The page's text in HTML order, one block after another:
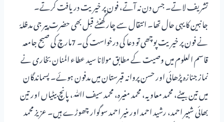
تشریف لاتے۔ جس دن نہ آتے، فون پر خیریت دریافت کرتے۔
جانبین کا یہی حال تھا۔ انتقال سے چار گھنٹے قبل بھی حضرت پیر جی مدظلہٗ
نے فون پر خیریت پوچھی تو دعا کی درخواست کی۔ 7مارچ کی صبح جامعہ
قاسم العلوم میں وصیت کے مطابق مولانا سید عطاء المنان بخاری نے
نماز جنازہ پڑھائی اور حسن پروانہ قبرستان میں مدفون ہوئے۔ پسماندگان
میں تین بیٹے، محمد معاویہ، محمد مغیرہ، محمد سیف اﷲ، پانچ بیٹیاں اور تین
بھائی شبیر احمد، رشید احمد اور منیر احمد سوگوار چھوڑے ہیں۔ عزیز محمد